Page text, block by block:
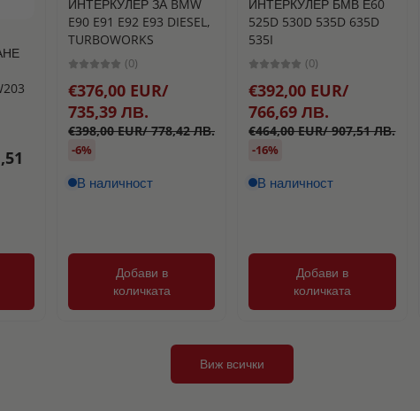
ИНТЕРКУЛЕР ЗА BMW
E90 E91 E92 E93 DIESEL,
TURBOWORKS
(0)
€376,00 EUR/
735,39 ЛВ.
€398,00 EUR/ 778,42 ЛВ.
-6%
В наличност
Добави в
количката
ИНТЕРКУЛЕР БМВ Е60
525D 530D 535D 635D
535I
(0)
€392,00 EUR/
766,69 ЛВ.
€464,00 EUR/ 907,51 ЛВ.
-16%
В наличност
Добави в
количката
Виж всички